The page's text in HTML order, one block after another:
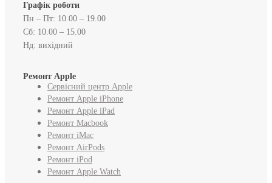
Графік роботи
Пн – Пт: 10.00 – 19.00
Сб: 10.00 – 15.00
Нд: вихідний
Ремонт Apple
Сервісний центр Apple
Ремонт Apple iPhone
Ремонт Apple iPad
Ремонт Macbook
Ремонт iMac
Ремонт AirPods
Ремонт iPod
Ремонт Apple Watch